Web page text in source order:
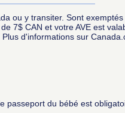
ou y transiter. Sont
7$ CAN et votre AVE est
d'informations sur
passeport du bébé est